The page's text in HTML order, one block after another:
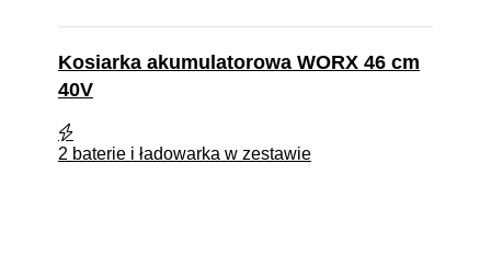
Kosiarka akumulatorowa WORX 46 cm
40V
2 baterie i ładowarka w zestawie